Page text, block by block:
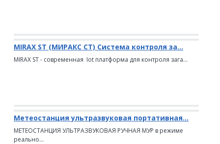
MIRAX ST (МИРАКС СТ) Система контроля за...
MIRAX ST - современная Iot платформа для контроля зага...
Метеостанция ультразвуковая портативная...
МЕТЕОСТАНЦИЯ УЛЬТРАЗВУКОВАЯ РУЧНАЯ МУР в режиме
реально...